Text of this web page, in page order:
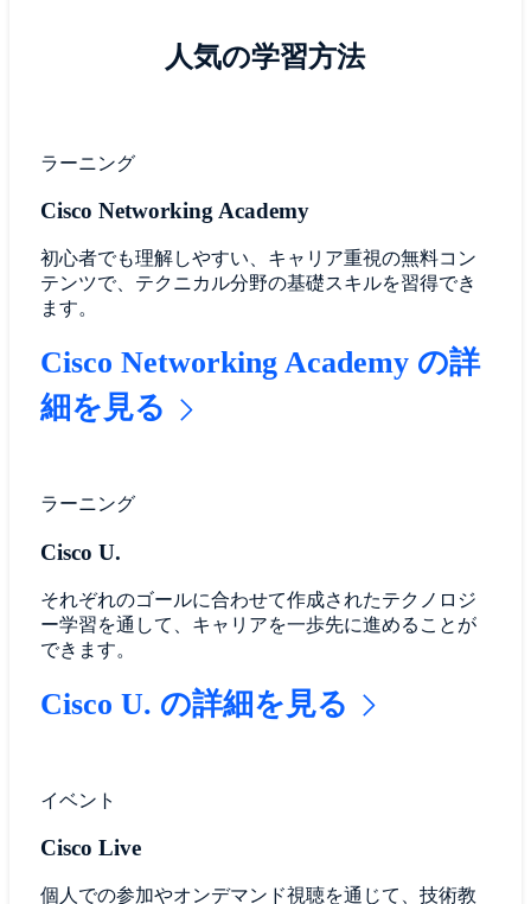
人気の学習方法
ラーニング
Cisco Networking Academy
初心者でも理解しやすい、キャリア重視の無料コン
テンツで、テクニカル分野の基礎スキルを習得でき
ます。
Cisco Networking Academy の詳
細を見る
ラーニング
Cisco U.
それぞれのゴールに合わせて作成されたテクノロジ
ー学習を通して、キャリアを一歩先に進めることが
できます。
Cisco U. の詳細を見る
イベント
Cisco Live
個人での参加やオンデマンド視聴を通じて、技術教